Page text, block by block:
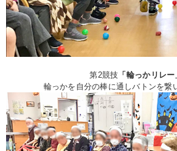
第2競技 「輪っかリレー
輪っかを自分の棒に通しバトンを繋